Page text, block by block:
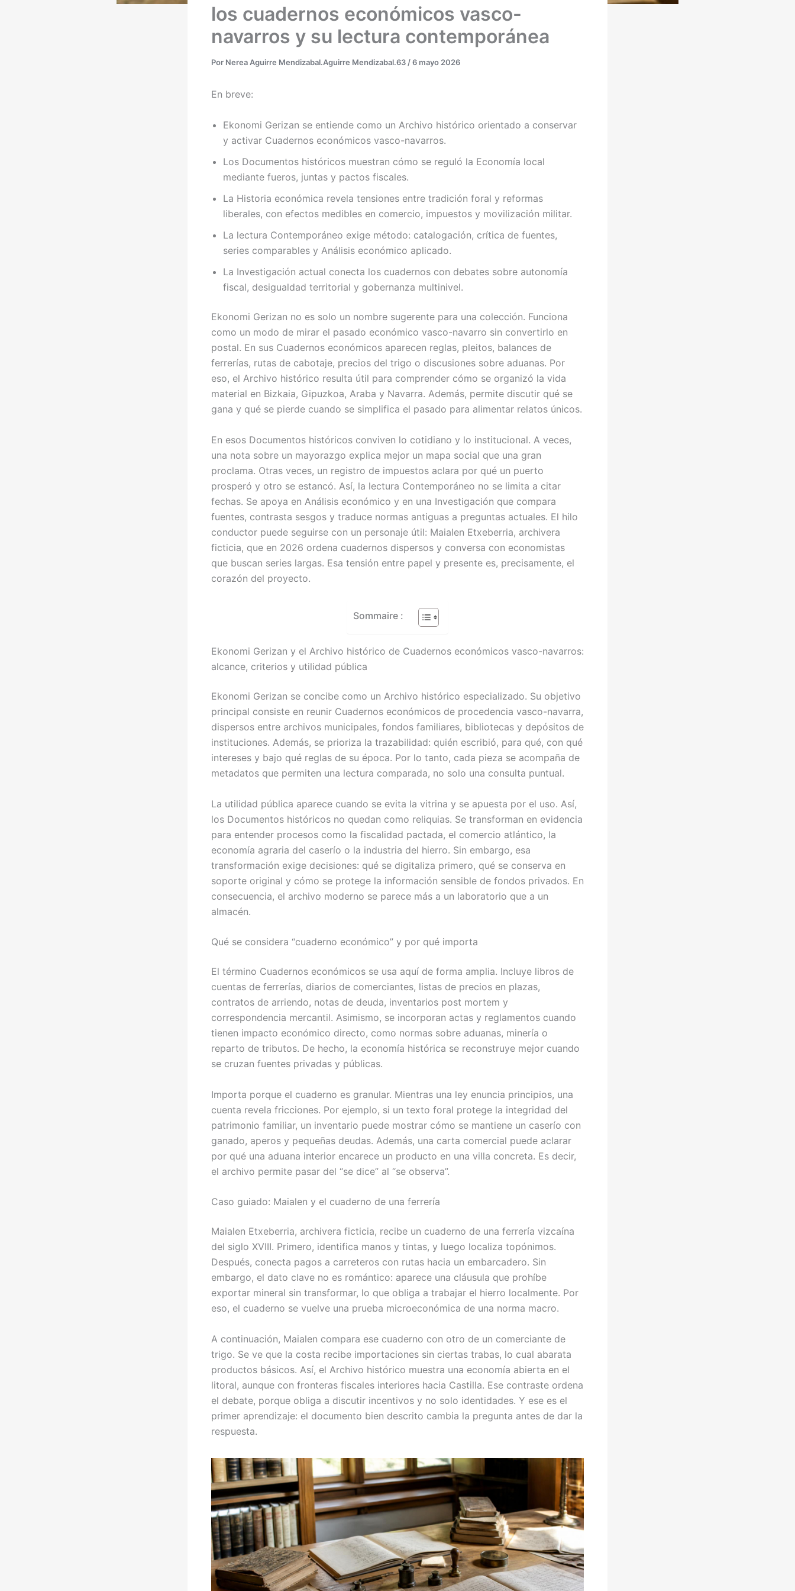
los cuadernos económicos vasco-
navarros y su lectura contemporánea
Por Nerea Aguirre Mendizabal.Aguirre Mendizabal.63/6 mayo 2026
En breve:
Ekonomi Gerizan se entiende como un Archivo histórico orientado a conservar
y activar Cuadernos económicos vasco-navarros.
Los Documentos históricos muestran cómo se reguló la Economía local
mediante fueros, juntas y pactos fiscales.
La Historia económica revela tensiones entre tradición foral y reformas
liberales, con efectos medibles en comercio, impuestos y movilización militar.
La lectura Contemporáneo exige método: catalogación, crítica de fuentes,
series comparables y Análisis económico aplicado.
La Investigación actual conecta los cuadernos con debates sobre autonomía
fiscal, desigualdad territorial y gobernanza multinivel.
Ekonomi Gerizan no es solo un nombre sugerente para una colección. Funciona
como un modo de mirar el pasado económico vasco-navarro sin convertirlo en
postal. En sus Cuadernos económicos aparecen reglas, pleitos, balances de
ferrerías, rutas de cabotaje, precios del trigo o discusiones sobre aduanas. Por
eso, el Archivo histórico resulta útil para comprender cómo se organizó la vida
material en Bizkaia, Gipuzkoa, Araba y Navarra. Además, permite discutir qué se
gana y qué se pierde cuando se simplifica el pasado para alimentar relatos únicos.
En esos Documentos históricos conviven lo cotidiano y lo institucional. A veces,
una nota sobre un mayorazgo explica mejor un mapa social que una gran
proclama. Otras veces, un registro de impuestos aclara por qué un puerto
prosperó y otro se estancó. Así, la lectura Contemporáneo no se limita a citar
fechas. Se apoya en Análisis económico y en una Investigación que compara
fuentes, contrasta sesgos y traduce normas antiguas a preguntas actuales. El hilo
conductor puede seguirse con un personaje útil: Maialen Etxeberria, archivera
ficticia, que en 2026 ordena cuadernos dispersos y conversa con economistas
que buscan series largas. Esa tensión entre papel y presente es, precisamente, el
corazón del proyecto.
Sommaire :
Ekonomi Gerizan y el Archivo histórico de Cuadernos económicos vasco-navarros:
alcance, criterios y utilidad pública
Ekonomi Gerizan se concibe como un Archivo histórico especializado. Su objetivo
principal consiste en reunir Cuadernos económicos de procedencia vasco-navarra,
dispersos entre archivos municipales, fondos familiares, bibliotecas y depósitos de
instituciones. Además, se prioriza la trazabilidad: quién escribió, para qué, con qué
intereses y bajo qué reglas de su época. Por lo tanto, cada pieza se acompaña de
metadatos que permiten una lectura comparada, no solo una consulta puntual.
La utilidad pública aparece cuando se evita la vitrina y se apuesta por el uso. Así,
los Documentos históricos no quedan como reliquias. Se transforman en evidencia
para entender procesos como la fiscalidad pactada, el comercio atlántico, la
economía agraria del caserío o la industria del hierro. Sin embargo, esa
transformación exige decisiones: qué se digitaliza primero, qué se conserva en
soporte original y cómo se protege la información sensible de fondos privados. En
consecuencia, el archivo moderno se parece más a un laboratorio que a un
almacén.
Qué se considera “cuaderno económico” y por qué importa
El término Cuadernos económicos se usa aquí de forma amplia. Incluye libros de
cuentas de ferrerías, diarios de comerciantes, listas de precios en plazas,
contratos de arriendo, notas de deuda, inventarios post mortem y
correspondencia mercantil. Asimismo, se incorporan actas y reglamentos cuando
tienen impacto económico directo, como normas sobre aduanas, minería o
reparto de tributos. De hecho, la economía histórica se reconstruye mejor cuando
se cruzan fuentes privadas y públicas.
Importa porque el cuaderno es granular. Mientras una ley enuncia principios, una
cuenta revela fricciones. Por ejemplo, si un texto foral protege la integridad del
patrimonio familiar, un inventario puede mostrar cómo se mantiene un caserío con
ganado, aperos y pequeñas deudas. Además, una carta comercial puede aclarar
por qué una aduana interior encarece un producto en una villa concreta. Es decir,
el archivo permite pasar del “se dice” al “se observa”.
Caso guiado: Maialen y el cuaderno de una ferrería
Maialen Etxeberria, archivera ficticia, recibe un cuaderno de una ferrería vizcaína
del siglo XVIII. Primero, identifica manos y tintas, y luego localiza topónimos.
Después, conecta pagos a carreteros con rutas hacia un embarcadero. Sin
embargo, el dato clave no es romántico: aparece una cláusula que prohíbe
exportar mineral sin transformar, lo que obliga a trabajar el hierro localmente. Por
eso, el cuaderno se vuelve una prueba microeconómica de una norma macro.
A continuación, Maialen compara ese cuaderno con otro de un comerciante de
trigo. Se ve que la costa recibe importaciones sin ciertas trabas, lo cual abarata
productos básicos. Así, el Archivo histórico muestra una economía abierta en el
litoral, aunque con fronteras fiscales interiores hacia Castilla. Ese contraste ordena
el debate, porque obliga a discutir incentivos y no solo identidades. Y ese es el
primer aprendizaje: el documento bien descrito cambia la pregunta antes de dar la
respuesta.